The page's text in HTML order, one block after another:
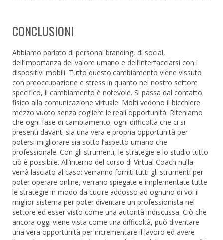
CONCLUSIONI
Abbiamo parlato di personal branding, di social,
dell’importanza del valore umano e dell’interfacciarsi con i
dispositivi mobili. Tutto questo cambiamento viene vissuto
con preoccupazione e stress in quanto nel nostro settore
specifico, il cambiamento è notevole. Si passa dal contatto
fisico alla comunicazione virtuale. Molti vedono il bicchiere
mezzo vuoto senza cogliere le reali opportunità. Riteniamo
che ogni fase di cambiamento, ogni difficoltà che ci si
presenti davanti sia una vera e propria opportunità per
potersi migliorare sia sotto l’aspetto umano che
professionale. Con gli strumenti, le strategie e lo studio tutto
ciò è possibile. All’interno del corso di Virtual Coach nulla
verrà lasciato al caso: verranno forniti tutti gli strumenti per
poter operare online, verrano spiegate e implementate tutte
le strategie in modo da cucire addosso ad ognuno di voi il
miglior sistema per poter diventare un professionista nel
settore ed esser visto come una autorità indiscussa. Ciò che
ancora oggi viene vista come una difficoltà, può diventare
una vera opportunità per incrementare il lavoro ed avere